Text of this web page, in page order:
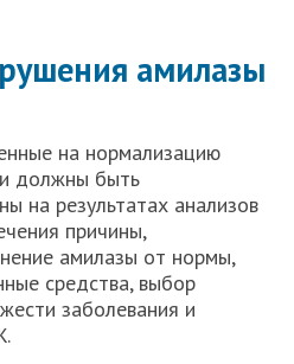
амилазы
на нормализацию
должны быть
на результатах анализов
причины,
амилазы от нормы,
средства, выбор
заболевания и